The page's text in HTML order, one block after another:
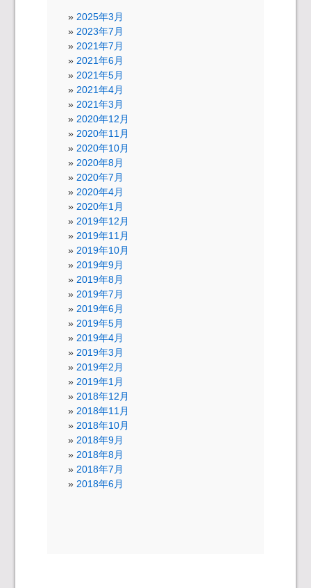
2025年3月
2023年7月
2021年7月
2021年6月
2021年5月
2021年4月
2021年3月
2020年12月
2020年11月
2020年10月
2020年8月
2020年7月
2020年4月
2020年1月
2019年12月
2019年11月
2019年10月
2019年9月
2019年8月
2019年7月
2019年6月
2019年5月
2019年4月
2019年3月
2019年2月
2019年1月
2018年12月
2018年11月
2018年10月
2018年9月
2018年8月
2018年7月
2018年6月